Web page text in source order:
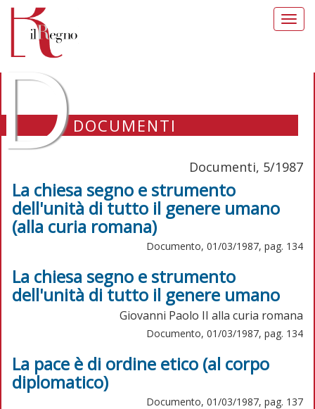
DOCUMENTI
Documenti, 5/1987
La chiesa segno e strumento
dell'unità di tutto il genere umano
(alla curia romana)
Documento, 01/03/1987, pag. 134
La chiesa segno e strumento
dell'unità di tutto il genere umano
Giovanni Paolo II alla curia romana
Documento, 01/03/1987, pag. 134
La pace è di ordine etico (al corpo
diplomatico)
Documento, 01/03/1987, pag. 137